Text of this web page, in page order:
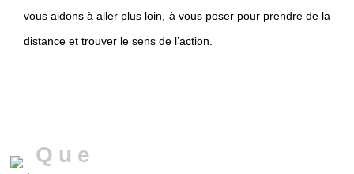
vous aidons à aller plus loin, à vous poser pour prendre de la
distance et trouver le sens de l’action.
Que